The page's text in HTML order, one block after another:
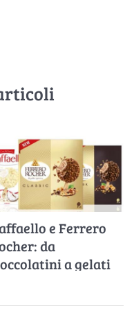
e Ferrero
da
a gelati